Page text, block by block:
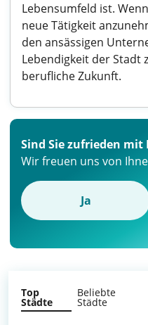
Lebensumfeld ist.
neue Tätigkeit
den ansässigen
Lebendigkeit der Stadt
berufliche Zukunft.
Sind Sie zufrieden mit
Wir freuen uns von
Ja
Top
Städte
Beliebte
Städte